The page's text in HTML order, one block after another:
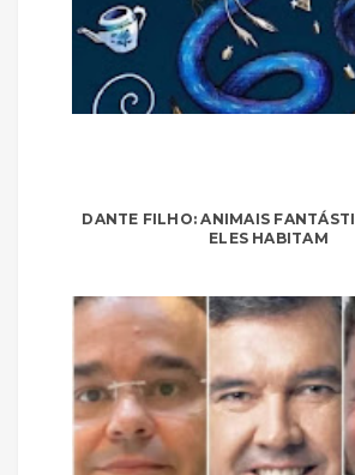
DANTE FILHO: ANIMAIS
ELES HABITAM